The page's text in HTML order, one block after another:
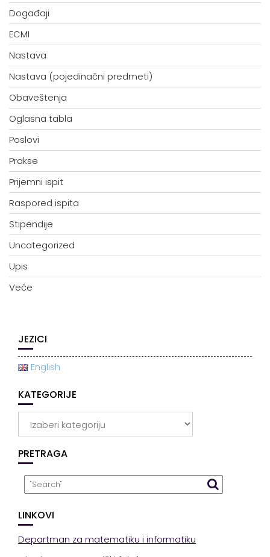
Događaji
ECMI
Nastava
Nastava (pojedinačni predmeti)
Obaveštenja
Oglasna tabla
Poslovi
Prakse
Prijemni ispit
Raspored ispita
Stipendije
Uncategorized
Upis
Veće
JEZICI
English
KATEGORIJE
PRETRAGA
LINKOVI
Departman za matematiku i informatiku